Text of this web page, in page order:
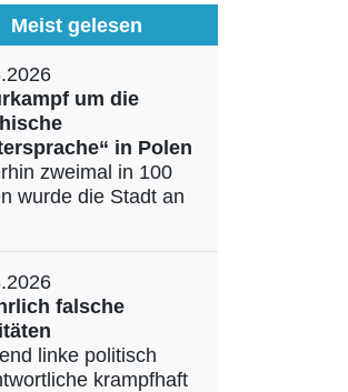
Meist gelesen
um die
in Polen
zweimal in 100
wurde die Stadt an
falsche
linke politisch
krampfhaft